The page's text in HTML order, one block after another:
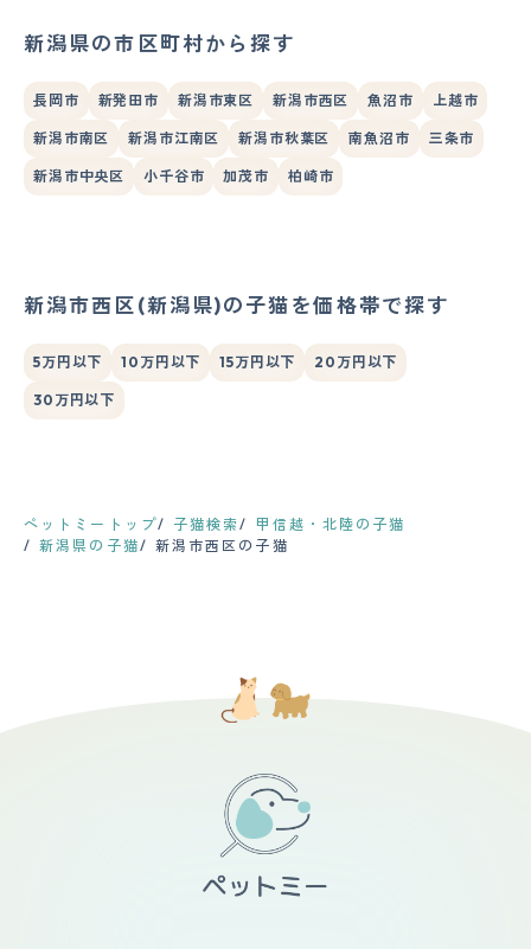
新潟県の市区町村から探す
長岡市 新発田市 新潟市東区 新潟市西区 魚沼市 上越市
新潟市南区 新潟市江南区 新潟市秋葉区 南魚沼市 三条市
新潟市中央区 小千谷市 加茂市 柏崎市
新潟市西区(新潟県)の子猫を価格帯で探す
5万円以下 10万円以下 15万円以下 20万円以下
30万円以下
ペットミートップ 子猫検索
甲信越・北陸の子猫
新潟県の子猫
新潟市西区の子猫